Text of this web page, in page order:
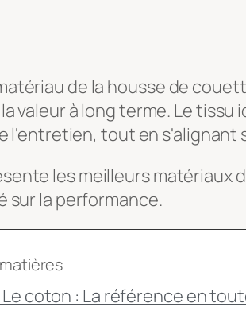
de la housse de
valeur à long terme. Le
l'entretien, tout en s'alignant
les meilleurs matériaux
sur la performance.
Le coton : La référence en